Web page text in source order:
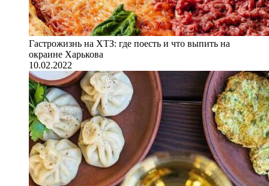
Гастрожизнь на ХТЗ: где поесть и что выпить на
окраине Харькова
10.02.2022